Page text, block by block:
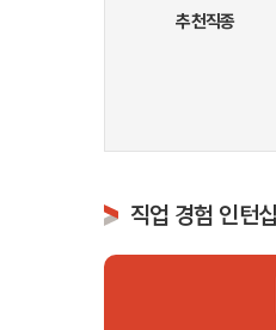
추천직종
직업 경험 인턴